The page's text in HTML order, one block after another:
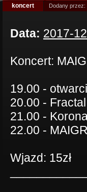
koncert Dodany przez:
Data: 2017-
Koncert:
19.00 -
20.00 - Fractal
21.00 -
22.00 -
Wjazd: 15zł